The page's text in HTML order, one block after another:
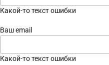
Какой-то текст ошибки
Ваш email
Какой-то текст ошибки